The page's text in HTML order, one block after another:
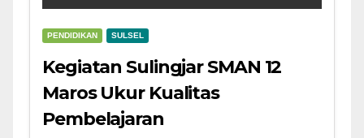
PENDIDIKAN SULSEL
Kegiatan Sulingjar SMAN 12
Maros Ukur Kualitas
Pembelajaran